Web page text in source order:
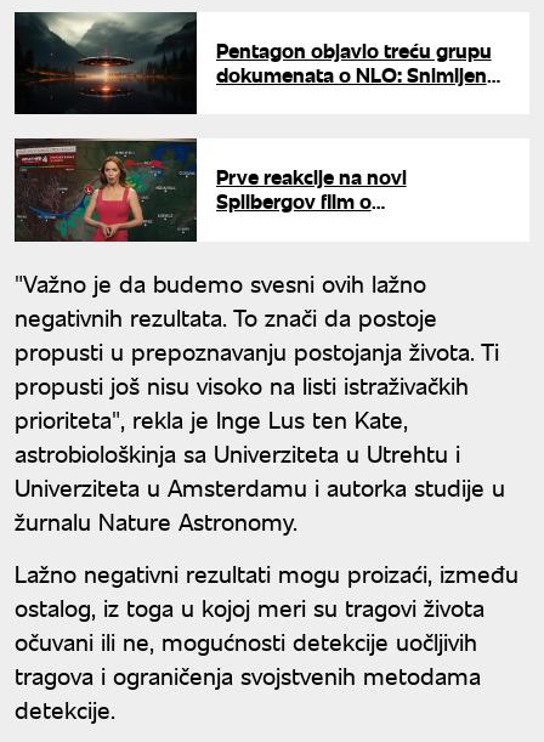
Pentagon objavio treću grupu
dokumenata o NLO: Snimljen
Prve reakcije na novi
Spilbergov film o
godina"
"Važno je da budemo svesni ovih lažno
negativnih rezultata. To znači da postoje
propusti u prepoznavanju postojanja života. Ti
propusti još nisu visoko na listi istraživačkih
prioriteta", rekla je Inge Lus ten Kate,
astrobiološkinja sa Univerziteta u Utrehtu i
Univerziteta u Amsterdamu i autorka studije u
žurnalu Nature Astronomy.
Lažno negativni rezultati mogu proizaći, između
ostalog, iz toga u kojoj meri su tragovi života
očuvani ili ne, mogućnosti detekcije uočljivih
tragova i ograničenja svojstvenih metodama
detekcije.